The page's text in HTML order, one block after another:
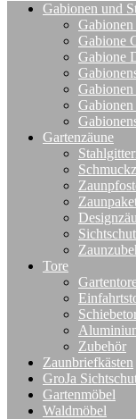
Gabionen und
Gabione
Gabione
Gartenzäune
Tore
Zubehör
Zaunbriefkästen
GroJa
Gartenmöbel
Waldmöbel